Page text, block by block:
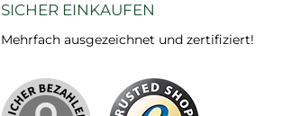
SICHER EINKAUFEN
Mehrfach ausgezeichnet und zertifiziert!